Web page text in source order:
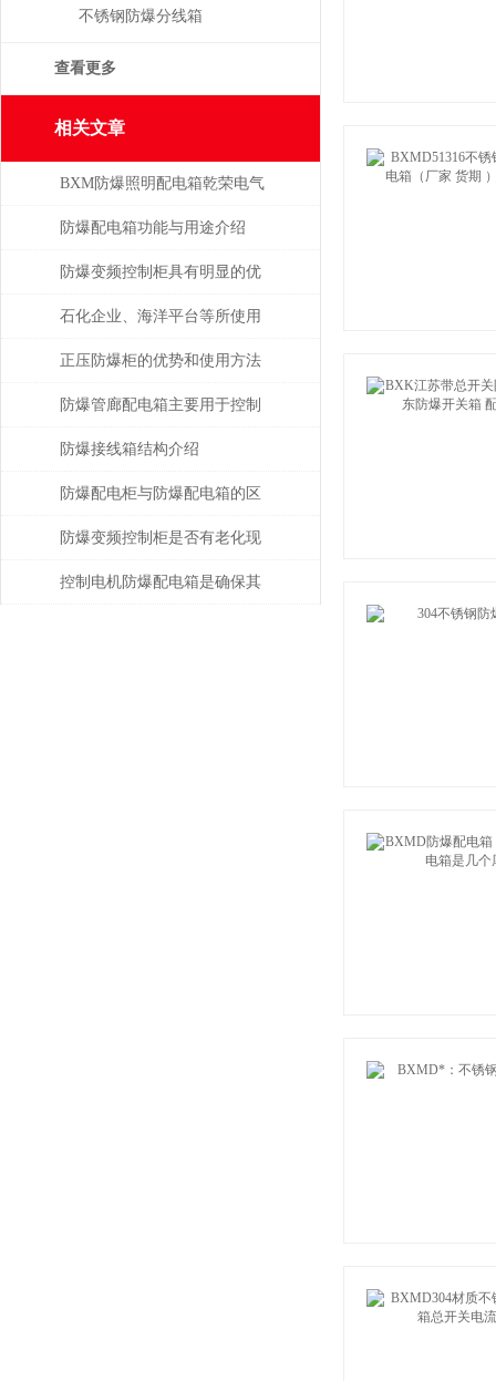
不锈钢防爆分线箱
查看更多
相关文章
BXM防爆照明配电箱乾荣电气
供应
防爆配电箱功能与用途介绍
防爆变频控制柜具有明显的优
势
石化企业、海洋平台等所使用
的防爆电气设备注意事项
正压防爆柜的优势和使用方法
介绍
防爆管廊配电箱主要用于控制
和分配管廊内的电力资源
防爆接线箱结构介绍
防爆配电柜与防爆配电箱的区
别在那？
防爆变频控制柜是否有老化现
象？从这几点着手观察
控制电机防爆配电箱是确保其